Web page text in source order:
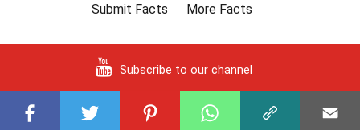
Submit Facts
More Facts
Subscribe to our channel